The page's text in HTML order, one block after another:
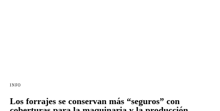
INFO
Los forrajes se conservan más “seguros” con